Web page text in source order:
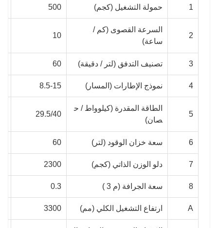
1 حمولة التشغيل (كجم) 500
2
السرعة القصوى (كم /
ساعة)
10
3 تصنيف التدفق (لتر / دقيقة) 60
4 نموذج الإطارات (المسار) 8.5-15
5
الطاقة المقدرة (كيلوواط / ح
صان)
29.5/40
6 سعة خزان الوقود (لتر) 60
7 دلو الوزن الذاتي (كجم) 2300
8 سعة الجرافة (م 3 ) 0.3
A ارتفاع التشغيل الكلي (مم) 3300